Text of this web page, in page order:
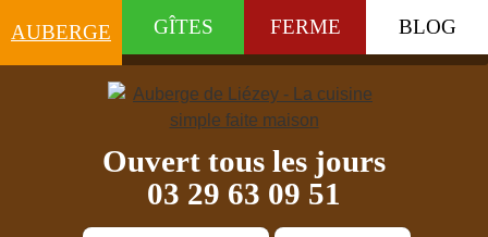
AUBERGE GÎTES FERME BLOG
Ouvert tous les jours
03 29 63 09 51